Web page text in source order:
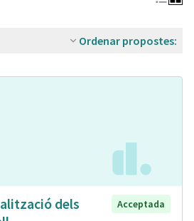
Ordenar propostes:
dels
Acceptada